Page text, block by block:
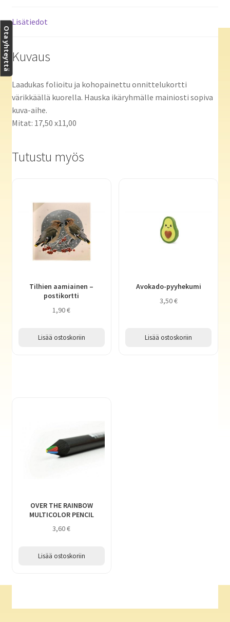
Lisätiedot
Kuvaus
Laadukas folioitu ja kohopainettu onnittelukortti
värikkäällä kuorella. Hauska ikäryhmälle mainiosti sopiva
kuva-aihe.
Mitat: 17,50 x11,00
Tutustu myös
Tilhien aamiainen –
postikortti
1,90€
Lisää ostoskoriin
Avokado-pyyhekumi
3,50€
Lisää ostoskoriin
OVER THE RAINBOW
MULTICOLOR PENCIL
3,60€
Lisää ostoskoriin
Ota yhteyttä